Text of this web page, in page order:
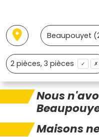
✓ ✗
Nous
Maisons